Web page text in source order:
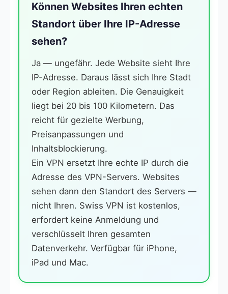
Können Websites Ihren echten
Standort über Ihre IP-Adresse
sehen?
Ja — ungefähr. Jede Website sieht Ihre
IP-Adresse. Daraus lässt sich Ihre Stadt
oder Region ableiten. Die Genauigkeit
liegt bei 20 bis 100 Kilometern. Das
reicht für gezielte Werbung,
Preisanpassungen und
Inhaltsblockierung.
Ein VPN ersetzt Ihre echte IP durch die
Adresse des VPN-Servers. Websites
sehen dann den Standort des Servers —
nicht Ihren. Swiss VPN ist kostenlos,
erfordert keine Anmeldung und
verschlüsselt Ihren gesamten
Datenverkehr. Verfügbar für iPhone,
iPad und Mac.